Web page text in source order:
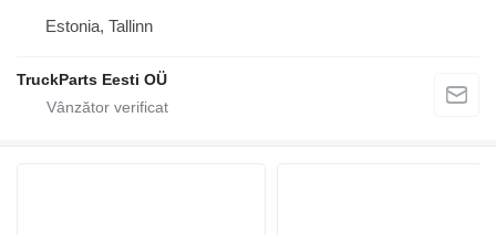
Estonia, Tallinn
TruckParts Eesti OÜ